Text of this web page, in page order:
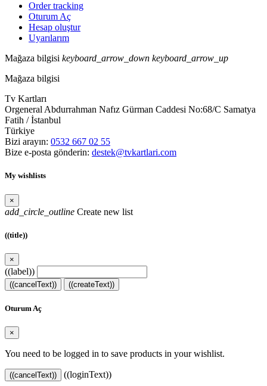
Order tracking
Oturum Aç
Hesap oluştur
Uyarılarım
Mağaza bilgisi keyboard_arrow_down keyboard_arrow_up
Mağaza bilgisi
Tv Kartları
Orgeneral Abdurrahman Nafız Gürman Caddesi No:68/C Samatya
Fatih / İstanbul
Türkiye
Bizi arayın: 0532 667 02 55
Bize e-posta gönderin: destek@tvkartlari.com
My wishlists
×
add_circle_outline Create new list
((title))
×
((label))
((cancelText)) ((createText))
Oturum Aç
×
You need to be logged in to save products in your wishlist.
((cancelText)) ((loginText))